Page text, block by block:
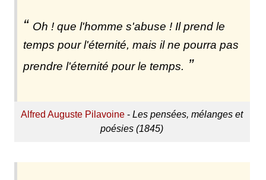
Oh ! que l'homme s'abuse ! Il prend le
temps pour l'éternité, mais il ne pourra pas
prendre l'éternité pour le temps.
Alfred Auguste Pilavoine -Les pensées, mélanges et
poésies (1845)